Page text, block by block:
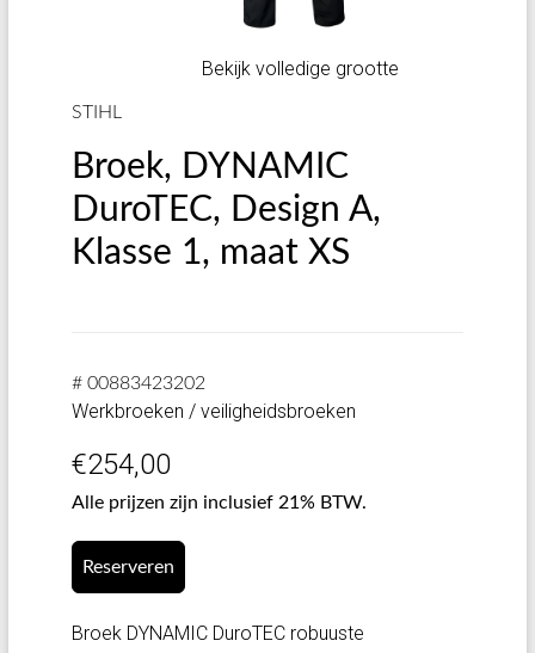
Bekijk volledige grootte
STIHL
Broek, DYNAMIC
DuroTEC, Design A,
Klasse 1, maat XS
# 00883423202
Werkbroeken / veiligheidsbroeken
€254,00
Alle prijzen zijn inclusief 21% BTW.
Reserveren
Broek DYNAMIC DuroTEC robuuste